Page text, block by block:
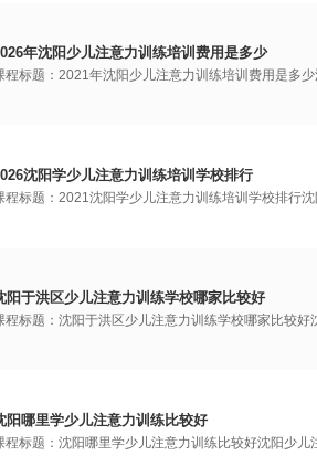
年沈阳少儿注意力训练培训费用是多少
程标题：2021年沈阳少儿注意力训练培训费用是多
沈阳学少儿注意力训练培训学校排行
程标题：2021沈阳学少儿注意力训练培训学校排行
阳于洪区少儿注意力训练学校哪家比较好
程标题：沈阳于洪区少儿注意力训练学校哪家比较
阳哪里学少儿注意力训练比较好
程标题：沈阳哪里学少儿注意力训练比较好沈阳少